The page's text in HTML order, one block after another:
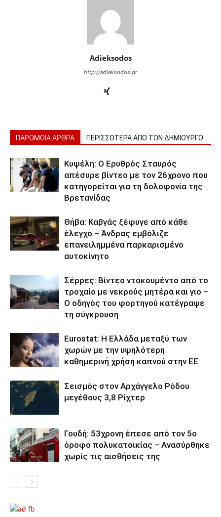
Adieksodos
http://adieksodos.gr
ΠΑΡΟΜΟΙΑ ΑΡΘΡΑ ΠΕΡΙΣΣΟΤΕΡΑ ΑΠΟ ΤΟΝ ΔΗΜΙΟΥΡΓΟ
Κυψέλη: Ο Ερυθρός Σταυρός
απέσυρε βίντεο με τον 26χρονο που
κατηγορείται για τη δολοφονία της
Βρετανίδας
Θήβα: Καβγάς ξέφυγε από κάθε
έλεγχο – Άνδρας εμβόλιζε
επανειλημμένα παρκαρισμένο
αυτοκίνητο
Σέρρες: Βίντεο ντοκουμέντο από το
τροχαίο με νεκρούς μητέρα και γιο –
Ο οδηγός του φορτηγού κατέγραψε
τη σύγκρουση
Eurostat: Η Ελλάδα μεταξύ των
χωρών με την υψηλότερη
καθημερινή χρήση καπνού στην ΕΕ
Σεισμός στον Αρχάγγελο Ρόδου
μεγέθους 3,8 Ρίχτερ
Γουδή: 53χρονη έπεσε από τον 5ο
όροφο πολυκατοικίας – Ανασύρθηκε
χωρίς τις αισθήσεις της